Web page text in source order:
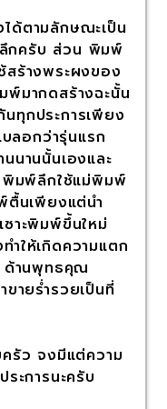
ด้ตามลักษณะเป็น
ครับ ส่วน พิมพ์
ร้างพระผงของ
มากดสร้างฉะนั้น
ทุกประการเพียง
ลอกว่ารุ่นแรก
นานนั้นเองและ
พิมพ์ลึกใช้แม่พิมพ์
ตื้นเพียงแต่นำ
าะพิมพ์ขึ้นใหม่
ำให้เกิดความแตก
ด้านพุทธคุณ
ายร่ำรวยเป็นที่
รัว จงมีแต่ความ
ะการนะครับ